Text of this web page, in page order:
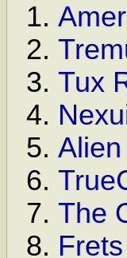
Tux
The